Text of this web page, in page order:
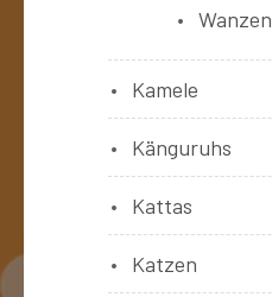
Wanzen
Kamele
Känguruhs
Kattas
Katzen